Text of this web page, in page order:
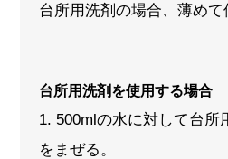
台所用洗剤の場合、薄めて
台所用洗剤を使用する場合
1. 500mlの水に対して台所
をまぜる。